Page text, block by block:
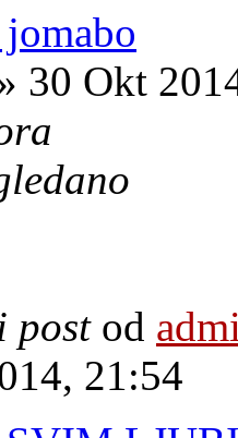
30 Okt
post od
21:54